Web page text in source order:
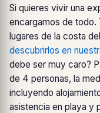
Si quieres vivir una
encargamos de todo.
lugares de la costa
descubrirlos en
debe ser muy caro?
de 4 personas, la
incluyendo
asistencia en playa y